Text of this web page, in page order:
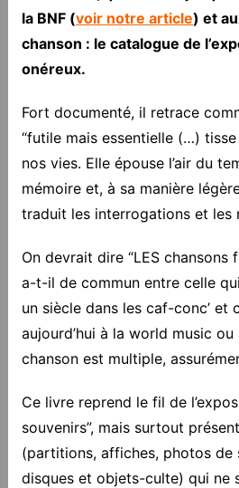
la BNF (voir notre article) et
chanson : le catalogue de
onéreux.
Fort documenté, il retrace
“futile mais essentielle (…)
nos vies. Elle épouse l’air du
mémoire et, à sa manière
traduit les interrogations et les
On devrait dire “LES chansons
a-t-il de commun entre celle
un siècle dans les caf-conc’ et
aujourd’hui à la world music ou
chanson est multiple,
Ce livre reprend le fil de
souvenirs”, mais surtout
(partitions, affiches, photos de
disques et objets-culte) qui ne